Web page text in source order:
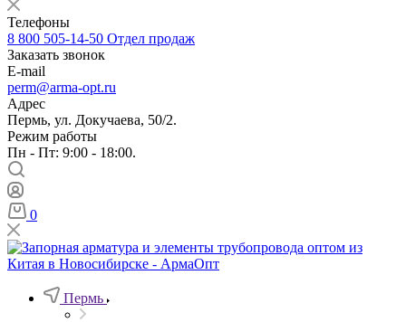
Телефоны
8 800 505-14-50 Отдел продаж
Заказать звонок
E-mail
perm@arma-opt.ru
Адрес
Пермь, ул. Докучаева, 50/2.
Режим работы
Пн - Пт: 9:00 - 18:00.
0
Пермь